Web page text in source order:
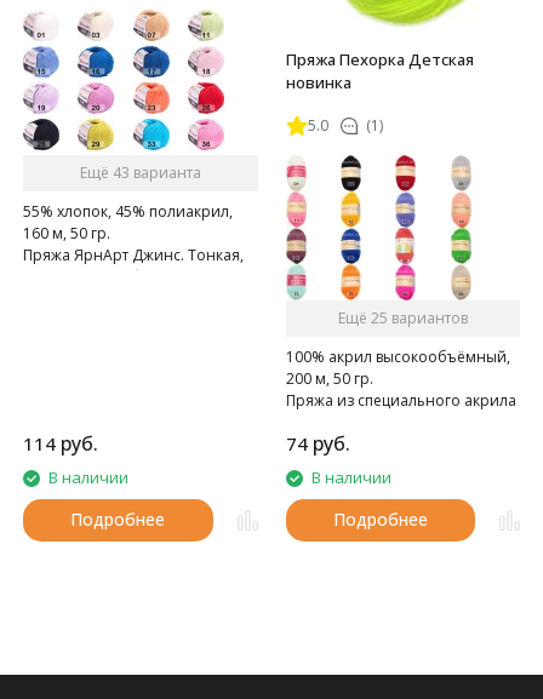
Ещё 43 варианта
55% хлопок, 45% полиакрил,
160 м, 50 гр.
Пряжа ЯрнАрт Джинс. Тонкая,
мягкая, слегка бархатистая
114 руб.
В наличии
Подробнее
Пряжа Пехорка Детская
новинка
5.0 (1)
Ещё 25 вариантов
100% акрил высокообъёмный,
200 м, 50 гр.
Пряжа из специального акрила
74 руб.
В наличии
Подробнее